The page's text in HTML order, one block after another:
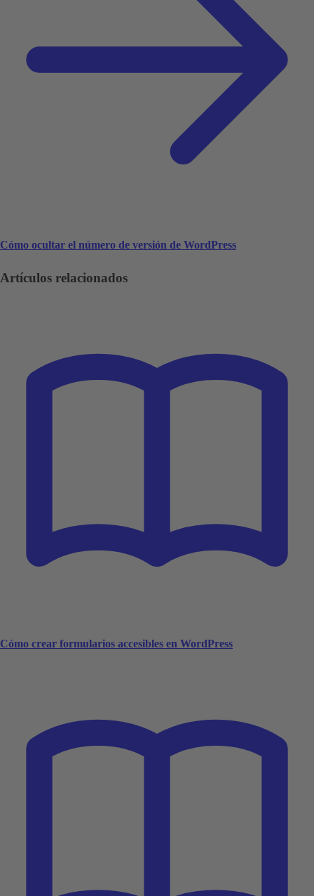
Cómo ocultar el número de versión de WordPress
Artículos relacionados
Cómo crear formularios accesibles en WordPress